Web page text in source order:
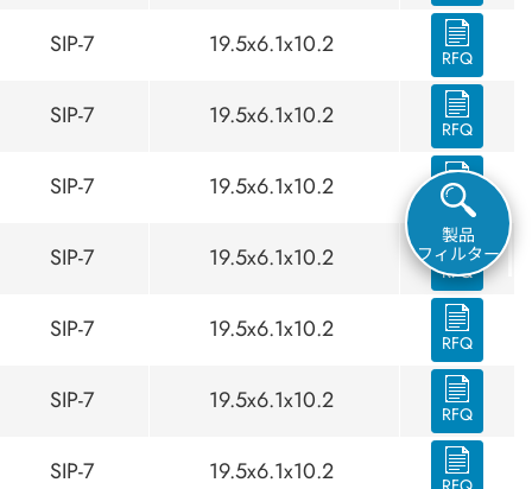
SIP-7 19.5x6.1x10.2 RFQ
SIP-7 19.5x6.1x10.2 RFQ
SIP-7 19.5x6.1x10.2 RFQ
SIP-7 19.5x6.1x10.2 RFQ
SIP-7 19.5x6.1x10.2 RFQ
SIP-7 19.5x6.1x10.2 RFQ
SIP-7 19.5x6.1x10.2
製品
フィルター